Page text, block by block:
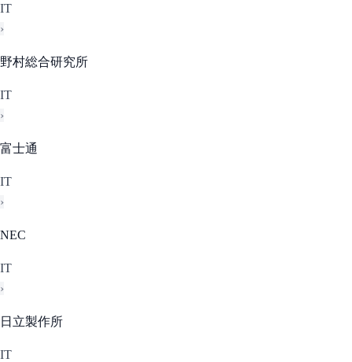
IT
›
野村総合研究所
IT
›
富士通
IT
›
NEC
IT
›
日立製作所
IT